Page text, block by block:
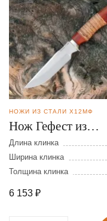
НОЖИ ИЗ СТАЛИ Х12МФ
Нож Гефест из
кованой стали
Х12МФ
Длина клинка
Ширина клинка
Толщина клинка
6 153 ₽